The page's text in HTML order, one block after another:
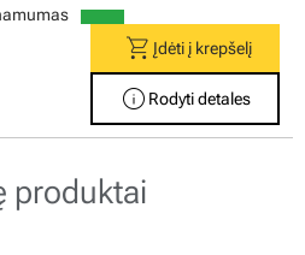
shopping_cartĮdėti į krepšelį
info Rodyti detales
produktai